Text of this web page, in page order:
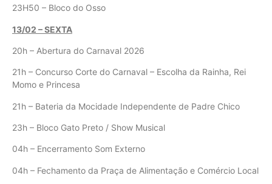
23H50 – Bloco do Osso
13/02 – SEXTA
20h – Abertura do Carnaval 2026
21h – Concurso Corte do Carnaval – Escolha da Rainha, Rei
Momo e Princesa
21h – Bateria da Mocidade Independente de Padre Chico
23h – Bloco Gato Preto / Show Musical
04h – Encerramento Som Externo
04h – Fechamento da Praça de Alimentação e Comércio Local